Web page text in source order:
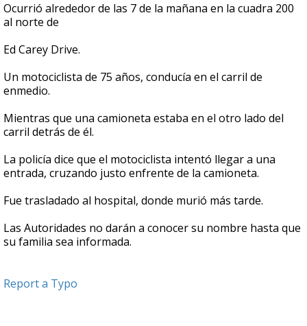
Ocurrió alrededor de las 7 de la mañana en la cuadra 200
al norte de
Ed Carey Drive.
Un motociclista de 75 años, conducía en el carril de
enmedio.
Mientras que una camioneta estaba en el otro lado del
carril detrás de él.
La policía dice que el motociclista intentó llegar a una
entrada, cruzando justo enfrente de la camioneta.
Fue trasladado al hospital, donde murió más tarde.
Las Autoridades no darán a conocer su nombre hasta que
su familia sea informada.
Report a Typo